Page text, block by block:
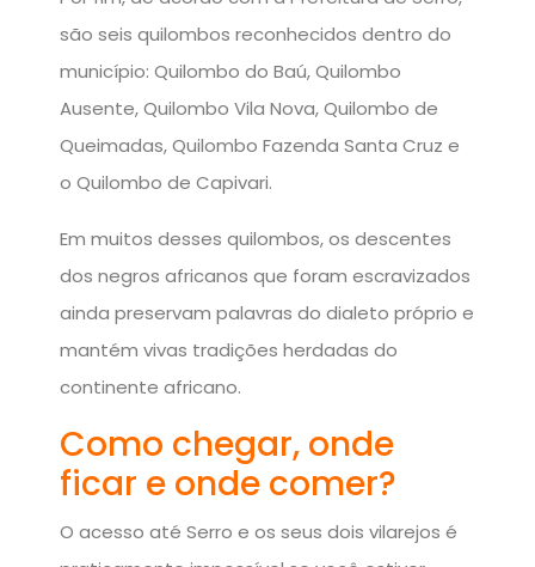
são seis quilombos reconhecidos dentro do
município: Quilombo do Baú, Quilombo
Ausente, Quilombo Vila Nova, Quilombo de
Queimadas, Quilombo Fazenda Santa Cruz e
o Quilombo de Capivari.
Em muitos desses quilombos, os descentes
dos negros africanos que foram escravizados
ainda preservam palavras do dialeto próprio e
mantém vivas tradições herdadas do
continente africano.
Como chegar, onde
ficar e onde comer?
O acesso até Serro e os seus dois vilarejos é